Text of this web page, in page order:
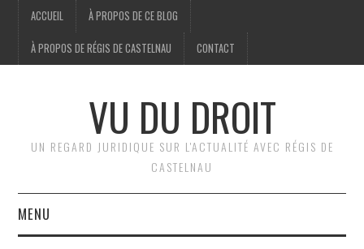
ACCUEIL À PROPOS DE CE BLOG
À PROPOS DE RÉGIS DE CASTELNAU CONTACT
VU DU DROIT
UN REGARD JURIDIQUE SUR L'ACTUALITÉ AVEC RÉGIS DE
CASTELNAU
MENU